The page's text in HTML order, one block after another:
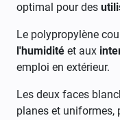
optimal pour des
Le polypropylène
l'humidité et aux
emploi en extérieur.
Les deux faces
planes et uniformes,